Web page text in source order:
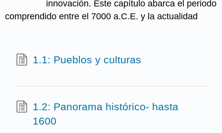
innovación. Este capítulo abarca el periodo
comprendido entre el 7000 a.C.E. y la actualidad
1.1: Pueblos y culturas
1.2: Panorama histórico- hasta
1600